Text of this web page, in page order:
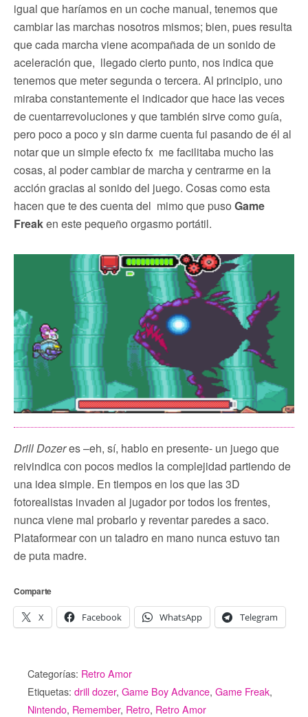
igual que haríamos en un coche manual, tenemos que
cambiar las marchas nosotros mismos; bien, pues resulta
que cada marcha viene acompañada de un sonido de
aceleración que, llegado cierto punto, nos indica que
tenemos que meter segunda o tercera. Al principio, uno
miraba constantemente el indicador que hace las veces
de cuentarrevoluciones y que también sirve como guía,
pero poco a poco y sin darme cuenta fui pasando de él al
notar que un simple efecto fx me facilitaba mucho las
cosas, al poder cambiar de marcha y centrarme en la
acción gracias al sonido del juego. Cosas como esta
hacen que te des cuenta del mimo que puso Game
Freaken este pequeño orgasmo portátil.
Drill Dozeres –eh, sí, hablo en presente- un juego que
reivindica con pocos medios la complejidad partiendo de
una idea simple. En tiempos en los que las 3D
fotorealistas invaden al jugador por todos los frentes,
nunca viene mal probarlo y reventar paredes a saco.
Plataformear con un taladro en mano nunca estuvo tan
de puta madre.
Comparte
X Facebook WhatsApp Telegram
Categorías: Retro Amor
Etiquetas: drill dozer, Game Boy Advance, Game Freak,
Nintendo, Remember, Retro, Retro Amor